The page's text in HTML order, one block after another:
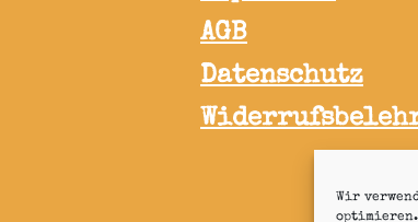
Wir
optimieren.
AGB
Datenschutz